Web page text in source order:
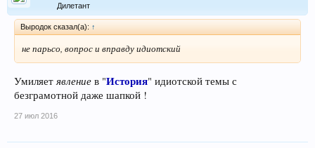
Дилетант
Выродок сказал(а): ↑
не парьсо, вопрос и вправду идиотский
Умиляетявление в "История" идиотской темы с
безграмотной даже шапкой !
27 июл 2016